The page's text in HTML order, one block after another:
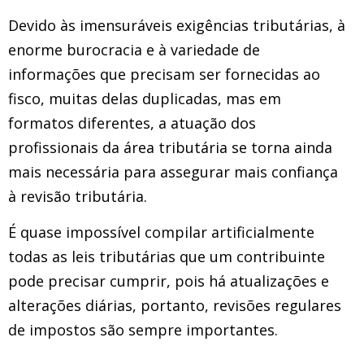
Devido às imensuráveis ​​exigências tributárias, à
enorme burocracia e à variedade de
informações que precisam ser fornecidas ao
fisco, muitas delas duplicadas, mas em
formatos diferentes, a atuação dos
profissionais da área tributária se torna ainda
mais necessária para assegurar mais confiança
à revisão tributária.
É quase impossível compilar artificialmente
todas as leis tributárias que um contribuinte
pode precisar cumprir, pois há atualizações e
alterações diárias, portanto, revisões regulares
de impostos são sempre importantes.